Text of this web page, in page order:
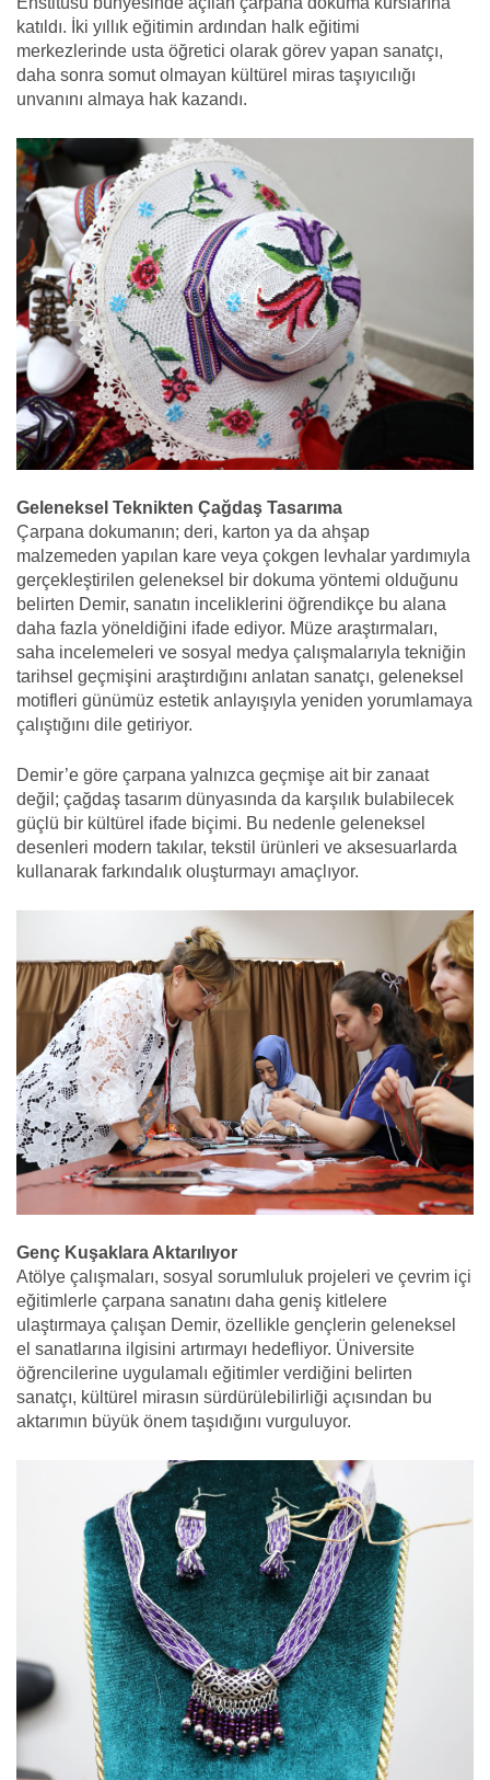
katıldı. İki yıllık eğitimin ardından halk eğitimi
merkezlerinde usta öğretici olarak görev yapan sanatçı,
daha sonra somut olmayan kültürel miras taşıyıcılığı
unvanını almaya hak kazandı.
Geleneksel Teknikten Çağdaş Tasarıma
Çarpana dokumanın; deri, karton ya da ahşap
malzemeden yapılan kare veya çokgen levhalar yardımıyla
gerçekleştirilen geleneksel bir dokuma yöntemi olduğunu
belirten Demir, sanatın inceliklerini öğrendikçe bu alana
daha fazla yöneldiğini ifade ediyor. Müze araştırmaları,
saha incelemeleri ve sosyal medya çalışmalarıyla tekniğin
tarihsel geçmişini araştırdığını anlatan sanatçı, geleneksel
motifleri günümüz estetik anlayışıyla yeniden yorumlamaya
çalıştığını dile getiriyor.
Demir’e göre çarpana yalnızca geçmişe ait bir zanaat
değil; çağdaş tasarım dünyasında da karşılık bulabilecek
güçlü bir kültürel ifade biçimi. Bu nedenle geleneksel
desenleri modern takılar, tekstil ürünleri ve aksesuarlarda
kullanarak farkındalık oluşturmayı amaçlıyor.
Genç Kuşaklara Aktarılıyor
Atölye çalışmaları, sosyal sorumluluk projeleri ve çevrim içi
eğitimlerle çarpana sanatını daha geniş kitlelere
ulaştırmaya çalışan Demir, özellikle gençlerin geleneksel
el sanatlarına ilgisini artırmayı hedefliyor. Üniversite
öğrencilerine uygulamalı eğitimler verdiğini belirten
sanatçı, kültürel mirasın sürdürülebilirliği açısından bu
aktarımın büyük önem taşıdığını vurguluyor.